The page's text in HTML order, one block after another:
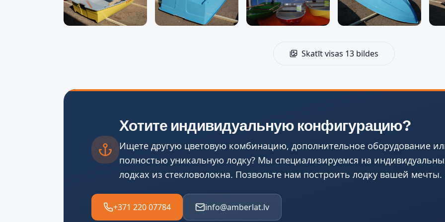
Skatīt visas 13 bildes
Хотите индивидуальную конфигурацию?
Ищете другую цветовую комбинацию, дополнительное оборудование
полностью уникальную лодку? Мы специализируемся на
лодках из стекловолокна. Позвольте нам построить лодку вашей мечты.
+371 220 07784 info@amberlat.lv